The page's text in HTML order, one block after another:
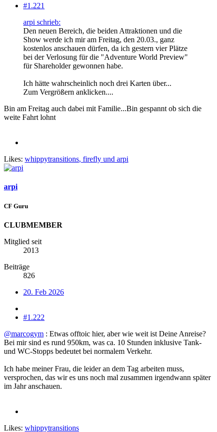
#1.221
arpi schrieb:
Den neuen Bereich, die beiden Attraktionen und die
Show werde ich mir am Freitag, den 20.03., ganz
kostenlos anschauen dürfen, da ich gestern vier Plätze
bei der Verlosung für die "Adventure World Preview"
für Shareholder gewonnen habe.
Ich hätte wahrscheinlich noch drei Karten über...
Zum Vergrößern anklicken....
Bin am Freitag auch dabei mit Familie...Bin gespannt ob sich die
weite Fahrt lohnt
Likes: whippytransitions, firefly und arpi
arpi
CF Guru
CLUBMEMBER
Mitglied seit
2013
Beiträge
826
20. Feb 2026
#1.222
@marcogym : Etwas offtoic hier, aber wie weit ist Deine Anreise?
Bei mir sind es rund 950km, was ca. 10 Stunden inklusive Tank-
und WC-Stopps bedeutet bei normalem Verkehr.
Ich habe meiner Frau, die leider an dem Tag arbeiten muss,
versprochen, das wir es uns noch mal zusammen irgendwann später
im Jahr anschauen.
Likes: whippytransitions